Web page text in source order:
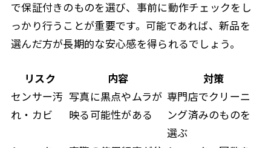
で保証付きのものを選び、事前に動作チェックをし
っかり行うことが重要です。可能であれば、新品を
選んだ方が長期的な安心感を得られるでしょう。
リスク 内容
対策
センサー汚
れ・カビ
写真に黒点やムラが
映る可能性がある
専門店でクリーニ
ング済みのものを
選ぶ